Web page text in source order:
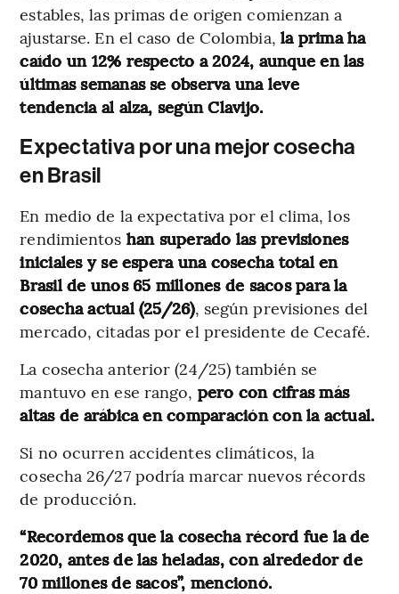
estables, las primas de origen comienzan a
ajustarse. En el caso de Colombia, la prima ha
caído un 12% respecto a 2024, aunque en las
últimas semanas se observa una leve
tendencia al alza, según Clavijo.
Expectativa por una mejor cosecha
en Brasil
En medio de la expectativa por el clima, los
rendimientos han superado las previsiones
iniciales y se espera una cosecha total en
Brasil de unos 65 millones de sacos para la
cosecha actual (25/26), según previsiones del
mercado, citadas por el presidente de Cecafé.
La cosecha anterior (24/25) también se
mantuvo en ese rango, pero con cifras más
altas de arábica en comparación con la actual.
Si no ocurren accidentes climáticos, la
cosecha 26/27 podría marcar nuevos récords
de producción.
“Recordemos que la cosecha récord fue la de
2020, antes de las heladas, con alrededor de
70 millones de sacos”, mencionó.